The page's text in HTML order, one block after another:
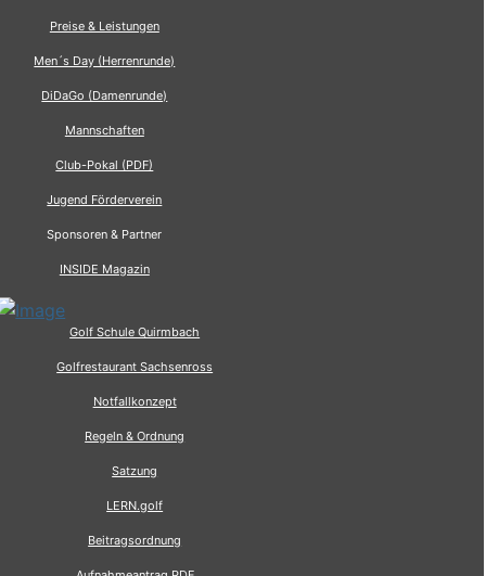
Preise & Leistungen
Men´s Day (Herrenrunde)
DiDaGo (Damenrunde)
Mannschaften
Club-Pokal (PDF)
Jugend Förderverein
Sponsoren & Partner
INSIDE Magazin
Golf Schule Quirmbach
Golfrestaurant Sachsenross
Notfallkonzept
Regeln & Ordnung
Satzung
LERN.golf
Beitragsordnung